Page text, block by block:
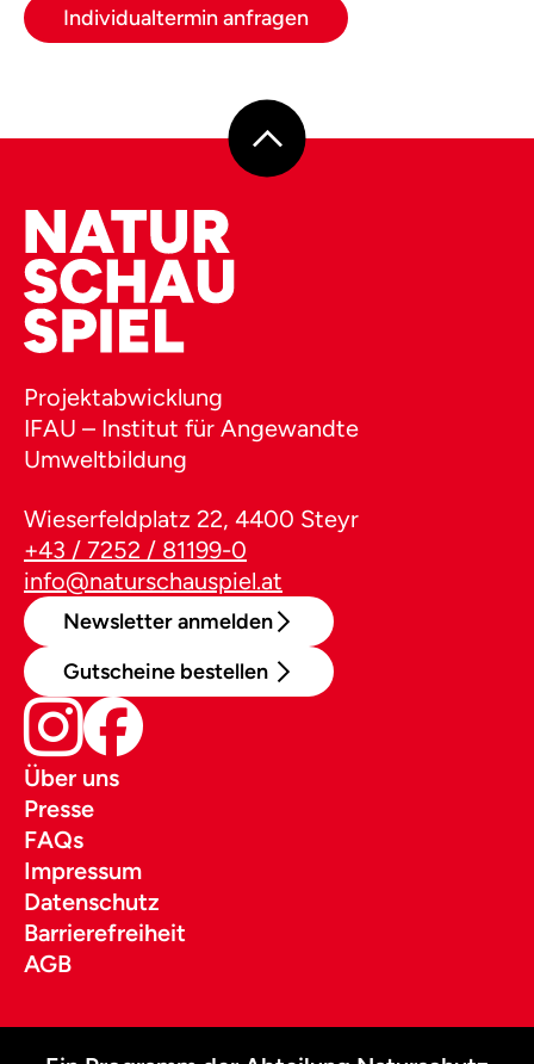
Individualtermin anfragen
Projektabwicklung
IFAU – Institut für Angewandte
Umweltbildung
Wieserfeldplatz 22, 4400 Steyr
+43 / 7252 / 81199-0
info@naturschauspiel.at
Newsletter anmelden
Gutscheine bestellen
Über uns
Presse
FAQs
Impressum
Datenschutz
Barrierefreiheit
AGB